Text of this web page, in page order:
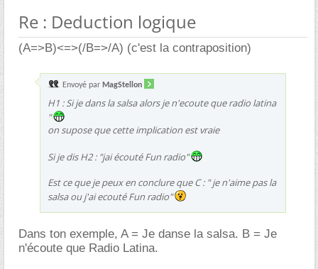
Re : Deduction logique
(A=>B)<=>(/B=>/A) (c'est la contraposition)
Envoyé par MagStellon
H1 : Si je dans la salsa alors je n'ecoute que radio latina
"
on supose que cette implication est vraie
Si je dis H2 : "jai écouté Fun radio"
Est ce que je peux en conclure que C : " je n'aime pas la
salsa ou j'ai ecouté Fun radio"
Dans ton exemple, A = Je danse la salsa. B = Je
n'écoute que Radio Latina.